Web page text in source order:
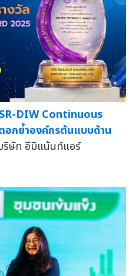
DIW Continuous
กย้ำองค์กรต้นแบบด้าน
ษัท อีมิแน้นท์แอร์